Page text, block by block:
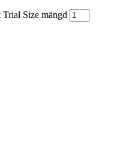
Size mängd